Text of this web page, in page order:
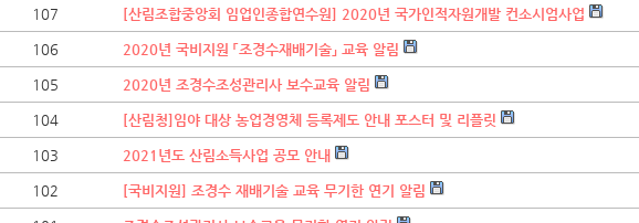
107 [산림조합중앙회 임업인종합연수원] 2020년 국가인적자원개발 컨소시엄사업
106 2020년 국비지원 「조경수재배기술」 교육 알림
105 2020년 조경수조성관리사 보수교육 알림
104 [산림청]임야 대상 농업경영체 등록제도 안내 포스터 및 리플릿
103 2021년도 산림소득사업 공모 안내
102 [국비지원] 조경수 재배기술 교육 무기한 연기 알림